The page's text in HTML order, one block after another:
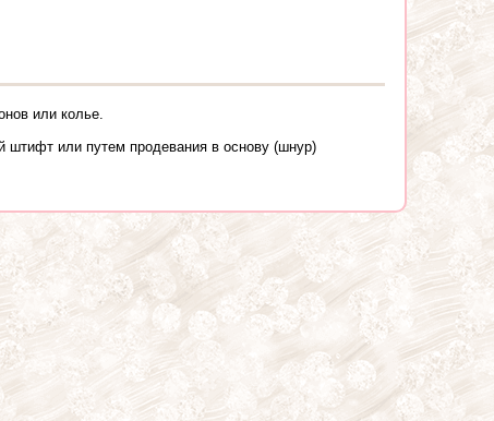
или колье.
штифт или путем продевания в основу (шнур)